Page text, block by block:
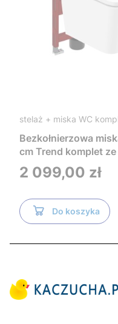
stelaż + miska WC
Bezkołnierzowa
cm Trend komplet
Tece i czarnym
TR2216+Tece
Cena
2 099,00 zł
Do koszyka